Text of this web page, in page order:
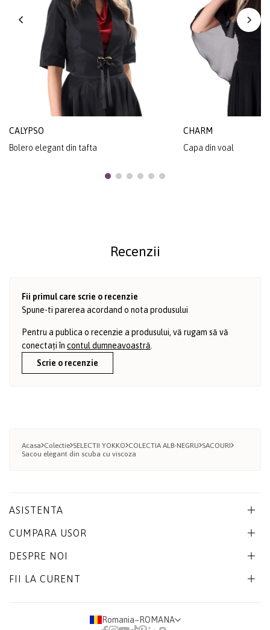
CALYPSO
Bolero elegant din tafta
CHARM
Capa din voal
Recenzii
Fii primul care scrie o recenzie
Spune-ti parerea acordand o nota produsului
Pentru a publica o recenzie a produsului, vă rugam să vă
conectați în contul dumneavoastră
Scrie o recenzie
Acasa Colectie SELECTII YOKKO COLECTIA ALB-NEGRU SACOURI
Sacou elegant din scuba cu viscoza
ASISTENTA
CUMPARA USOR
DESPRE NOI
FII LA CURENT
Romania− ROMANA